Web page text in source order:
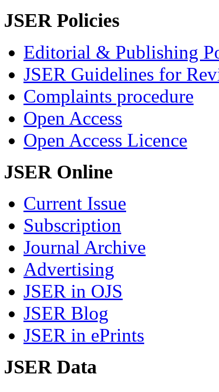
JSER Policies
Editorial & Publishing
JSER Guidelines for
Complaints procedure
Open Access
Open Access Licence
JSER Online
Current Issue
Subscription
Journal Archive
Advertising
JSER in OJS
JSER Blog
JSER in ePrints
JSER Data